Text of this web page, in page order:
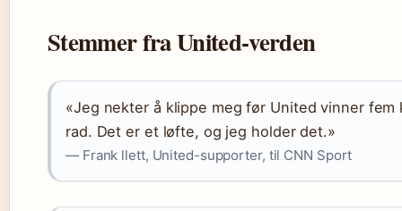
Stemmer fra United-verden
«Jeg nekter å klippe meg før United vinner fem
rad. Det er et løfte, og jeg holder det.»
— Frank llett, United-supporter, til CNN Sport